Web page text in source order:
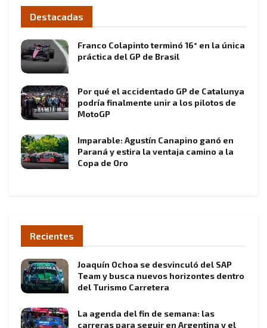
Destacadas
Franco Colapinto terminó 16° en la única
práctica del GP de Brasil
Por qué el accidentado GP de Catalunya
podría finalmente unir a los pilotos de
MotoGP
Imparable: Agustín Canapino ganó en
Paraná y estira la ventaja camino a la
Copa de Oro
Recientes
Joaquín Ochoa se desvinculó del SAP
Team y busca nuevos horizontes dentro
del Turismo Carretera
La agenda del fin de semana: las
carreras para seguir en Argentina y el